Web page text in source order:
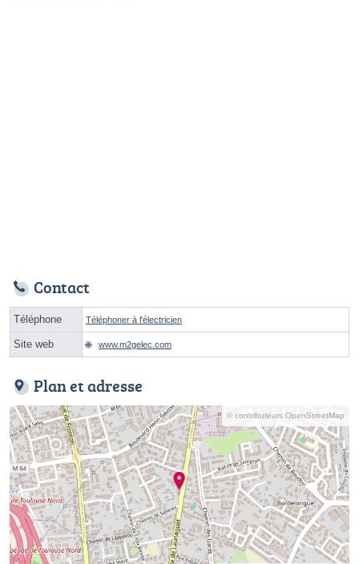
Contact
Téléphone Téléphoner à l'électricien
Site web www.m2gelec.com
Plan et adresse
© contributeurs OpenStreetMap